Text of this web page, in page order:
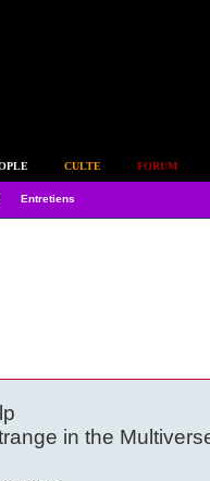
CULTE FORUM
Entretiens
in the